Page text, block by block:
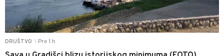
DRUŠTVO Pre 1 h